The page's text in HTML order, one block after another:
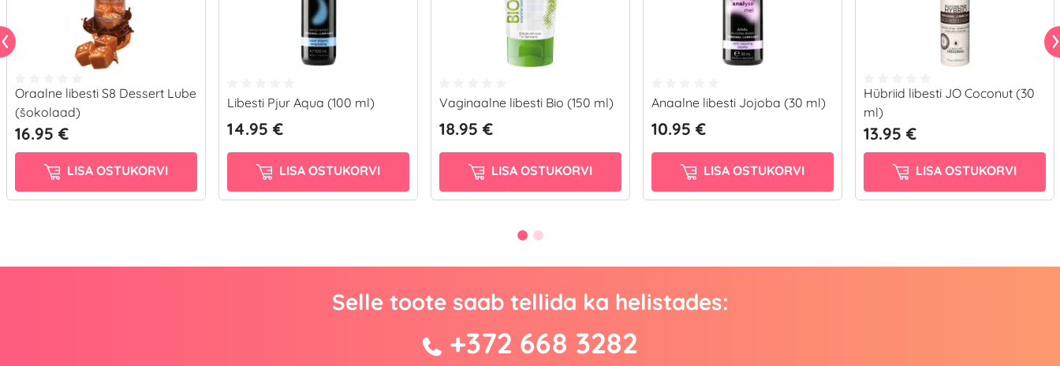
Oraalne libesti S8 Dessert Lube
(šokolaad)
16.95 €
LISA OSTUKORVI
Libesti Pjur Aqua (100 ml)
14.95 €
LISA OSTUKORVI
Vaginaalne libesti Bio (150 ml)
18.95 €
LISA OSTUKORVI
Anaalne libesti Jojoba (30 ml)
10.95 €
LISA OSTUKORVI
Hübriid libesti JO Coconut (30
ml)
13.95 €
LISA OSTUKORVI
Selle toote saab tellida ka helistades:
+372 668 3282